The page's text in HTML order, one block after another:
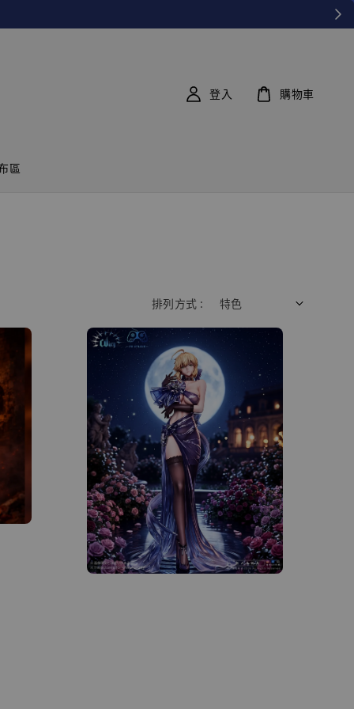
區
登入 購物車
排列方式 :